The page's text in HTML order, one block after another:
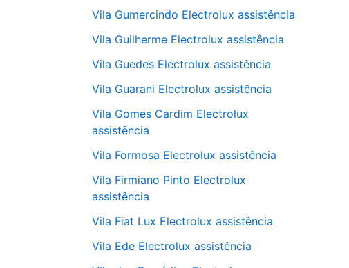
Vila Gumercindo Electrolux assistência
Vila Guilherme Electrolux assistência
Vila Guedes Electrolux assistência
Vila Guarani Electrolux assistência
Vila Gomes Cardim Electrolux
assistência
Vila Formosa Electrolux assistência
Vila Firmiano Pinto Electrolux
assistência
Vila Fiat Lux Electrolux assistência
Vila Ede Electrolux assistência